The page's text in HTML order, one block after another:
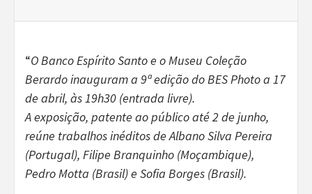
“O Banco Espírito Santo e o Museu Coleção
Berardo inauguram a 9ª edição do BES Photo a 17
de abril, às 19h30 (entrada livre).
A exposição, patente ao público até 2 de junho,
reúne trabalhos inéditos de Albano Silva Pereira
(Portugal), Filipe Branquinho (Moçambique),
Pedro Motta (Brasil) e Sofia Borges (Brasil).